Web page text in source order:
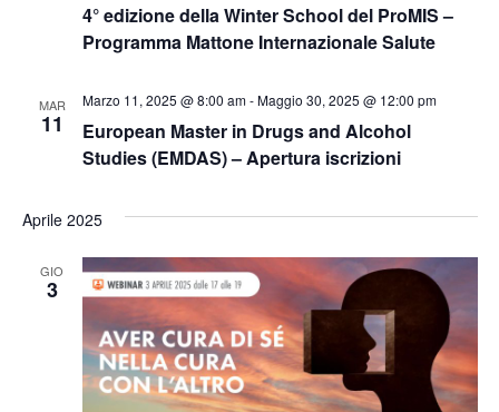
4° edizione della Winter School del ProMIS –
Programma Mattone Internazionale Salute
MAR
11
European Master in Drugs and Alcohol
Studies (EMDAS) – Apertura iscrizioni
Marzo 11, 2025 @ 8:00 am-Maggio 30, 2025 @ 12:00 pm
Aprile 2025
GIO
3